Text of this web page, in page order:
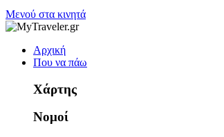
Μενού στα κινητά
Αρχική
Που να πάω
Χάρτης
Νομοί